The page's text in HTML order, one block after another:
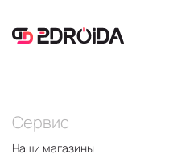
Сервис
Наши магазины